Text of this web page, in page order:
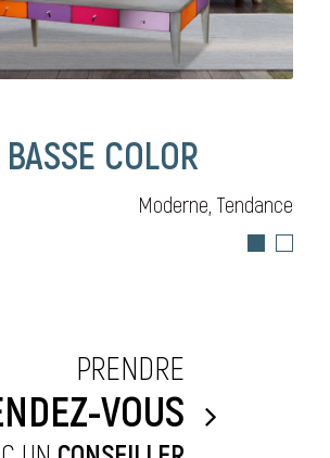
COLOR
Moderne, Tendance
PRENDRE
VOUS